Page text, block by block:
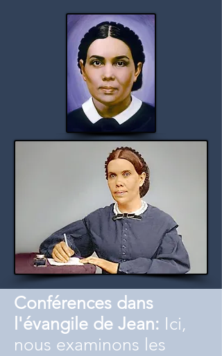
Conférences dans
l'évangile de Jean: Ici,
nous examinons les